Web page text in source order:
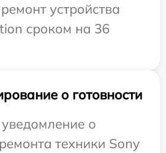
устройства
сроком на 36
о готовности
о
техники Sony